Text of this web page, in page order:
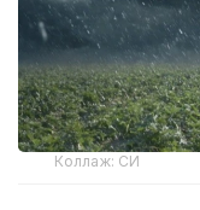
Коллаж: СИ